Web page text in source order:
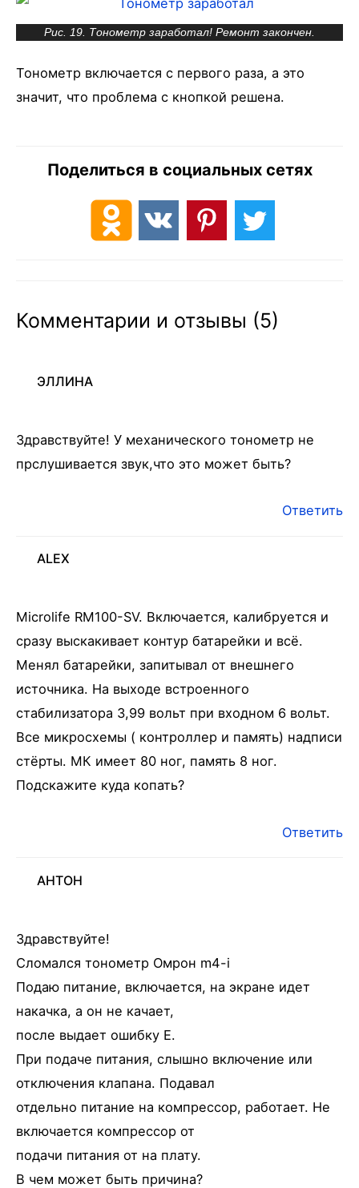
Рис. 19. Тонометр заработал! Ремонт закончен.
Тонометр включается с первого раза, а это
значит, что проблема с кнопкой решена.
Поделиться в социальных сетях
Комментарии и отзывы (5)
ЭЛЛИНА
Здравствуйте! У механического тонометр не
прслушивается звук,что это может быть?
Ответить
ALEX
Microlife RM100-SV. Включается, калибруется и
сразу выскакивает контур батарейки и всё.
Менял батарейки, запитывал от внешнего
источника. На выходе встроенного
стабилизатора 3,99 вольт при входном 6 вольт.
Все микросхемы ( контроллер и память) надписи
стёрты. МК имеет 80 ног, память 8 ног.
Подскажите куда копать?
Ответить
АНТОН
Здравствуйте!
Сломался тонометр Омрон m4-i
Подаю питание, включается, на экране идет
накачка, а он не качает,
после выдает ошибку Е.
При подаче питания, слышно включение или
отключения клапана. Подавал
отдельно питание на компрессор, работает. Не
включается компрессор от
подачи питания от на плату.
В чем может быть причина?